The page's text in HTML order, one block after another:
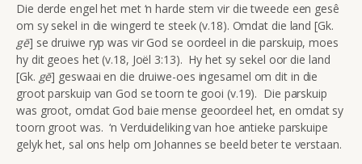
Die derde engel het met ‘n harde stem vir die tweede een gesê
om sy sekel in die wingerd te steek (v.18). Omdat die land [Gk.
gē] se druiwe ryp was vir God se oordeel in die parskuip, moes
hy dit geoes het (v.18, Joël 3:13). Hy het sy sekel oor die land
[Gk. gē] geswaai en die druiwe-oes ingesamel om dit in die
groot parskuip van God se toorn te gooi (v.19). Die parskuip
was groot, omdat God baie mense geoordeel het, en omdat sy
toorn groot was. ‘n Verduideliking van hoe antieke parskuipe
gelyk het, sal ons help om Johannes se beeld beter te verstaan.